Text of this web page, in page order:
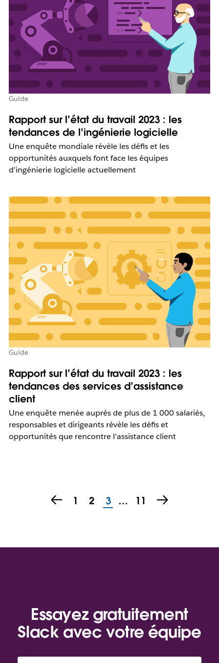
Guide
Rapport sur l’état du travail 2023 : les
tendances de l’ingénierie logicielle
Une enquête mondiale révèle les défis et les
opportunités auxquels font face les équipes
d’ingénierie logicielle actuellement
Guide
Rapport sur l’état du travail 2023 : les
tendances des services d’assistance
client
Une enquête menée auprès de plus de 1 000 salariés,
responsables et dirigeants révèle les défis et
opportunités que rencontre l’assistance client
1 2 3 … 11
Essayez gratuitement
Slack avec votre équipe